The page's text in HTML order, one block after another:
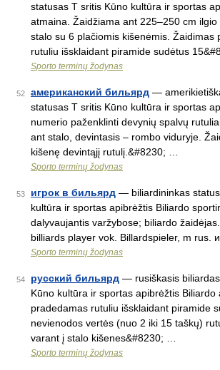
statusas T sritis Kūno kultūra ir sportas
atmaina. Žaidžiama ant 225–250 cm
stalo su 6 plačiomis kišenėmis. Žaidimas
rutuliu išsklaidant piramide sudėtus
Sporto terminų žodynas
52 американский бильярд —
statusas T sritis Kūno kultūra ir sportas
numerio paženklinti devynių spalvų
ant stalo, devintasis – rombo viduryje.
kišenę devintąjį rutulį.&#8230; …
Sporto terminų žodynas
53 игрок в бильярд — biliardininkas
kultūra ir sportas apibrėžtis Biliardo
dalyvaujantis varžybose; biliardo
billiards player vok. Billardspieler, m rus.
Sporto terminų žodynas
54 русский бильярд — rusiškasis
Kūno kultūra ir sportas apibrėžtis Biliardo
pradedamas rutuliu išsklaidant piramide
nevienodos vertės (nuo 2 iki 15 taškų)
varant į stalo kišenes&#8230; …
Sporto terminų žodynas